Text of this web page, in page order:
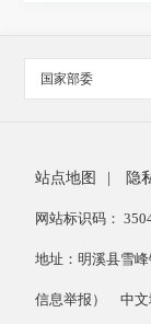
国家部委
站点地图 隐
网站标识码：
地址：明溪县雪
信息举报） 中